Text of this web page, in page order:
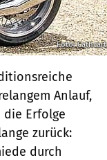
Foto: Cathcart
Anlauf,
Erfolge
zurück:
durch